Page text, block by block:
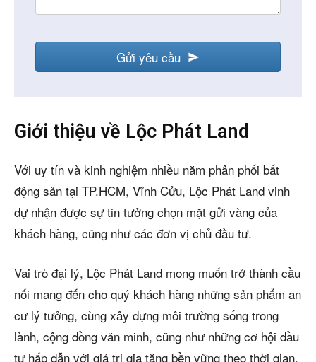
Gửi yêu cầu
Giới thiệu về Lộc Phát Land
Với uy tín và kinh nghiệm nhiều năm phân phối bất
động sản tại TP.HCM, Vĩnh Cửu, Lộc Phát Land vinh
dự nhận được sự tin tưởng chọn mặt gửi vàng của
khách hàng, cũng như các đơn vị chủ đầu tư.
Vai trò đại lý, Lộc Phát Land mong muốn trở thành cầu
nối mang đến cho quý khách hàng những sản phẩm an
cư lý tưởng, cùng xây dựng môi trường sống trong
lành, cộng đồng văn minh, cũng như những cơ hội đầu
tư hấp dẫn với giá trị gia tăng bền vững theo thời gian.